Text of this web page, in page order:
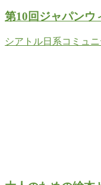
第10回ジャパンウ
シアトル日系コミュ